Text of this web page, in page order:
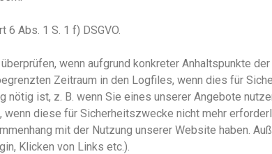
Abs. 1 S. 1 f) DSGVO.
wenn aufgrund konkreter Anhaltspunkte
Zeitraum in den Logfiles, wenn dies für
nötig ist, z. B. wenn Sie eines unserer Angebote
diese für Sicherheitszwecke nicht mehr
mit der Nutzung unserer Website haben.
Klicken von Links etc.).